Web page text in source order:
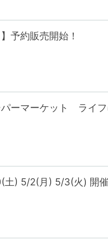
予約販売開始！
パーマーケット ライ
) 5/2(月) 5/3(火) 開催